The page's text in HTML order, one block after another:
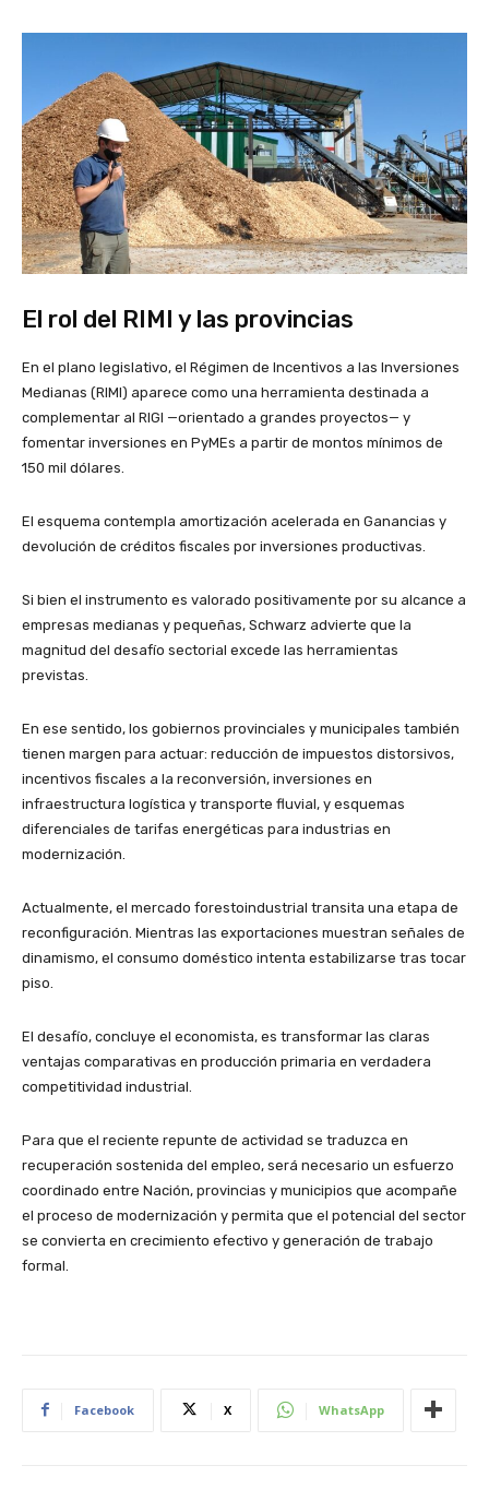
El rol del RIMI y las provincias
En el plano legislativo, el Régimen de Incentivos a las Inversiones
Medianas (RIMI) aparece como una herramienta destinada a
complementar al RIGI —orientado a grandes proyectos— y
fomentar inversiones en PyMEs a partir de montos mínimos de
150 mil dólares.
El esquema contempla amortización acelerada en Ganancias y
devolución de créditos fiscales por inversiones productivas.
Si bien el instrumento es valorado positivamente por su alcance a
empresas medianas y pequeñas, Schwarz advierte que la
magnitud del desafío sectorial excede las herramientas
previstas.
En ese sentido, los gobiernos provinciales y municipales también
tienen margen para actuar: reducción de impuestos distorsivos,
incentivos fiscales a la reconversión, inversiones en
infraestructura logística y transporte fluvial, y esquemas
diferenciales de tarifas energéticas para industrias en
modernización.
Actualmente, el mercado forestoindustrial transita una etapa de
reconfiguración. Mientras las exportaciones muestran señales de
dinamismo, el consumo doméstico intenta estabilizarse tras tocar
piso.
El desafío, concluye el economista, es transformar las claras
ventajas comparativas en producción primaria en verdadera
competitividad industrial.
Para que el reciente repunte de actividad se traduzca en
recuperación sostenida del empleo, será necesario un esfuerzo
coordinado entre Nación, provincias y municipios que acompañe
el proceso de modernización y permita que el potencial del sector
se convierta en crecimiento efectivo y generación de trabajo
formal.
Facebook X WhatsApp